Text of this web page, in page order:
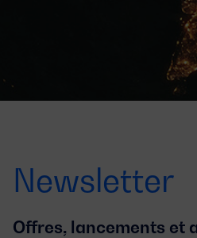
Newsletter
Offres, lancements et